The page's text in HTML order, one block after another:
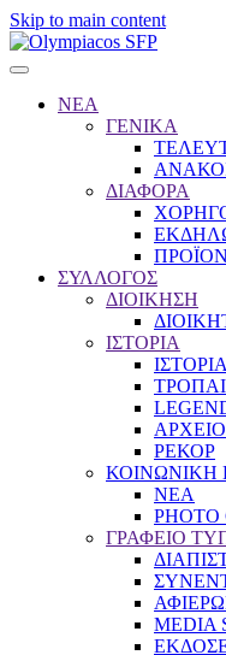
Skip to main content
ΝΕΑ
ΓΕΝΙΚΑ
ΔΙΑΦΟΡΑ
ΣΥΛΛΟΓΟΣ
ΔΙΟΙΚΗΣΗ
ΙΣΤΟΡΙΑ
ΙΣΤΟΡΙΑ
ΡΕΚΟΡ
ΚΟΙΝΩΝΙΚΗ
NEA
ΓΡΑΦΕΙΟ
MEDIA